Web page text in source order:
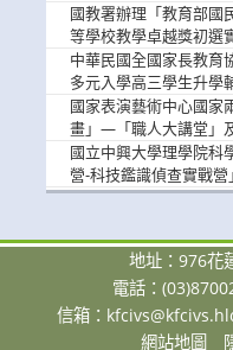
國教署辦理「教育部國
等學校教學卓越獎初選
中華民國全國家長教育
多元入學高三學生升學
國家表演藝術中心國家
畫」—「職人大講堂」
參與。
國立中興大學理學院科
營-科技鑑識偵查實戰
加。
地址：976花
電話：
信箱：
網站地圖